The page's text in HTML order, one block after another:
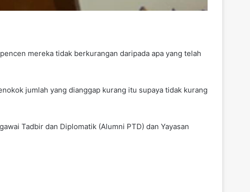
mereka tidak berkurangan daripada apa yang telah
jumlah yang dianggap kurang itu supaya tidak kurang
Tadbir dan Diplomatik (Alumni PTD) dan Yayasan